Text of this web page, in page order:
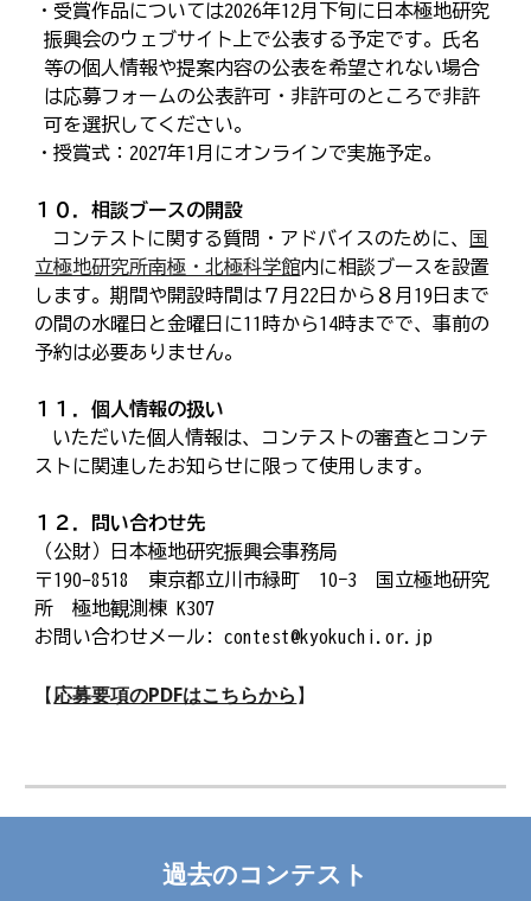
・受賞作品については2026年12月下旬に日本極地研究
振興会のウェブサイト上で公表する予定です。氏名
等の個人情報や提案内容の公表を希望されない場合
は応募フォームの公表許可・非許可のところで非許
可を選択してください。
・授賞式：2027年1月にオンラインで実施予定。
１０．相談ブースの開設
コンテストに関する質問・アドバイスのために、
国
立極地研究所南極・北極科学館内に相談ブースを設置
します。期間や開設時間は７月22日から８月19日まで
の間の水曜日と金曜日に11時から14時までで、事前の
予約は必要ありません。
１１．個人情報の扱い
いただいた個人情報は、コンテストの審査とコンテ
ストに関連したお知らせに限って使用します。
１２．問い合わせ先
（公財）日本極地研究振興会事務局
〒190-8518 東京都立川市緑町 10−3 国立極地研究
所 極地観測棟 K307
お問い合わせメール: contest@kyokuchi.or.jp
【応募要項のPDFはこちらから】
過去のコンテスト